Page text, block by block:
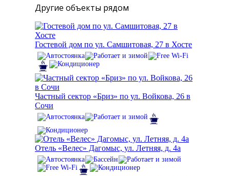
Другие объекты рядом
Гостевой дом по ул. Самшитовая, 27 в Хосте
Частный сектор «Бриз» по ул. Войкова, 26 в
Сочи
Отель «Велес» Дагомыс, ул. Летняя, д. 4а